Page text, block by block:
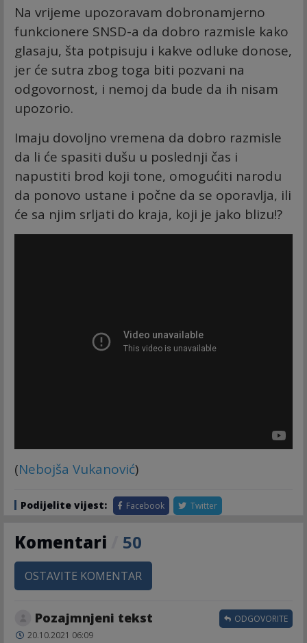
Na vrijeme upozoravam dobronamjerno
funkcionere SNSD-a da dobro razmisle kako
glasaju, šta potpisuju i kakve odluke donose,
jer će sutra zbog toga biti pozvani na
odgovornost, i nemoj da bude da ih nisam
upozorio.
Imaju dovoljno vremena da dobro razmisle
da li će spasiti dušu u poslednji čas i
napustiti brod koji tone, omogućiti narodu
da ponovo ustane i počne da se oporavlja, ili
će sa njim srljati do kraja, koji je jako blizu!?
(Nebojša Vukanović)
Podijelite vijest: Facebook Twitter
Komentari 50
OSTAVITE KOMENTAR
Pozajmnjeni tekst
20.10.2021 06:09
ODGOVORITE